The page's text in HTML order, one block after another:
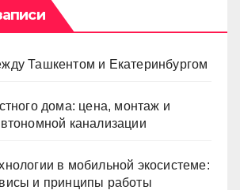
Ташкентом и Екатеринбургом
дома: цена, монтаж и
канализации
в мобильной экосистеме:
и принципы работы